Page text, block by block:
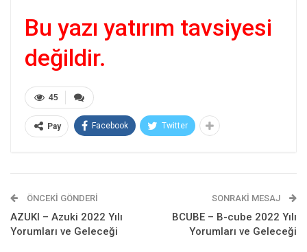
Bu yazı yatırım tavsiyesi
değildir.
45
Pay Facebook Twitter
ÖNCEKI GÖNDERI
AZUKI – Azuki 2022 Yılı
Yorumları ve Geleceği
SONRAKI MESAJ
BCUBE – B-cube 2022 Yılı
Yorumları ve Geleceği